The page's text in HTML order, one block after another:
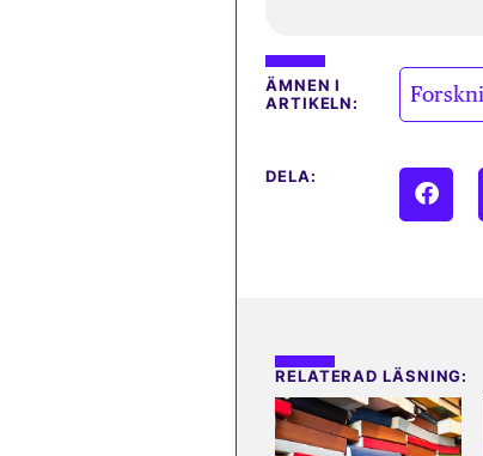
ÄMNEN I
ARTIKELN:
DELA:
RELATERAD LÄSNING: